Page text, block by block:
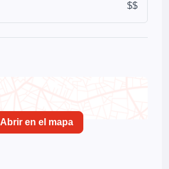
$$
Abrir en el mapa